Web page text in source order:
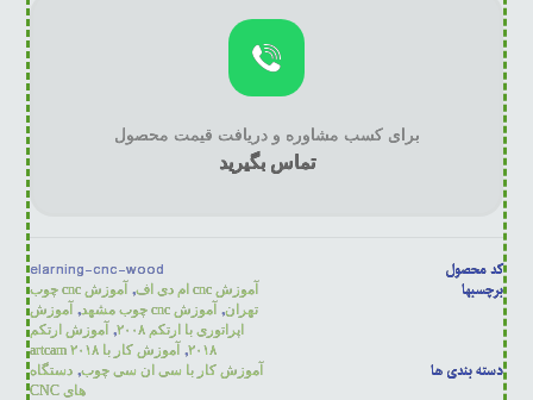
برای کسب مشاوره و دریافت قیمت محصول
تماس بگیرید
کد محصول
elarning-cnc-wood
برچسبها
آموزش cnc ام دی اف ,
آموزش cnc چوب
تهران, آموزش cnc چوب مشهد , آموزش
اپراتوری با ارتکم ۲۰۰۸
, آموزش ارتکم
۲۰۱۸, آموزش کار با artcam ۲۰۱۸
دسته بندی ها آموزش کار با سی ان سی چوب, دستگاه
های CNC